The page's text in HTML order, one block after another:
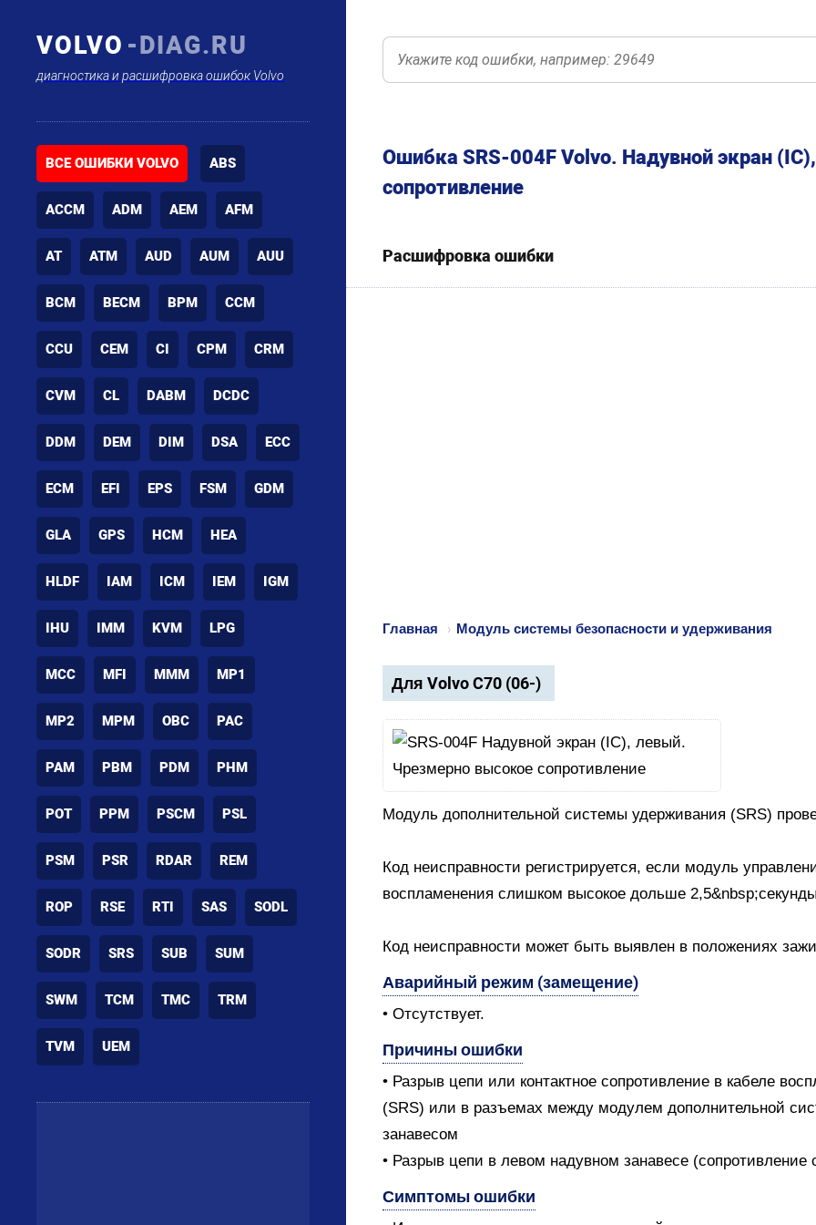
VOLVO -DIAG.RU
диагностика и расшифровка ошибок Volvo
ВСЕ ОШИБКИ VOLVO ABS
ACCM ADM AEM AFM
AT ATM AUD AUM AUU
BCM BECM BPM CCM
CCU CEM CI CPM CRM
CVM CL DABM DCDC
DDM DEM DIM DSA ECC
ECM EFI EPS FSM GDM
GLA GPS HCM HEA
HLDF IAM ICM IEM IGM
IHU IMM KVM LPG
MCC MFI MMM MP1
MP2 MPM OBC PAC
PAM PBM PDM PHM
POT PPM PSCM PSL
PSM PSR RDAR REM
ROP RSE RTI SAS SODL
SODR SRS SUB SUM
SWM TCM TMC TRM
TVM UEM
Ошибка SRS-004F Volvo. Надувной экран
сопротивление
Расшифровка ошибки
Главная › Модуль системы безопасности и удерживания
Для Volvo C70 (06-)
Модуль дополнительной системы удерживания (SRS)
Код неисправности регистрируется, если модуль
воспламенения слишком высокое дольше
Код неисправности может быть выявлен в положениях
Аварийный режим (замещение)
• Отсутствует.
Причины ошибки
• Разрыв цепи или контактное сопротивление в кабеле
(SRS) или в разъемах между модулем дополнительной
занавесом
• Разрыв цепи в левом надувном занавесе
Симптомы ошибки